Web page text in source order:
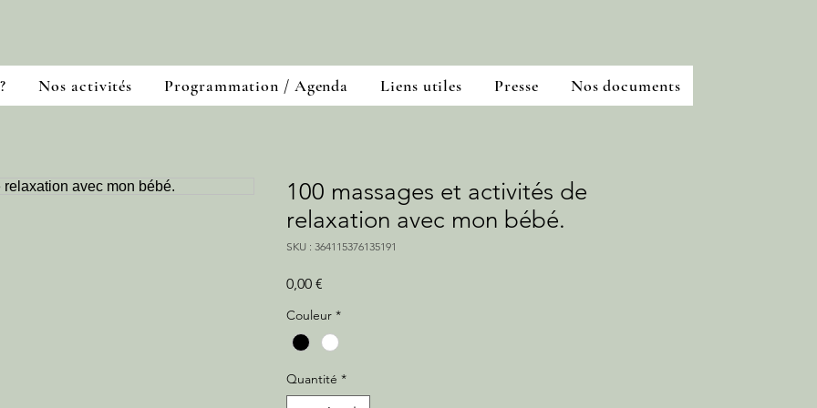
100 massages et activités de
relaxation avec mon bébé.
SKU : 364115376135191
0,00 €
Couleur *
Quantité *
Nos activités Programmation / Agenda Liens utiles Presse Nos documents